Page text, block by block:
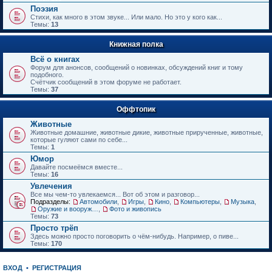
е
н
и
ю
Поэзия
Стихи, как много в этом звуке... Или мало. Но это у кого как...
Темы: 13
Книжная полка
Всё о книгах
Форум для анонсов, сообщений о новинках, обсуждений книг и тому
подобного.
Счётчик сообщений в этом форуме не работает.
Темы: 37
Оффтопик
Животные
Животные домашние, животные дикие, животные прирученные, животные,
которые гуляют сами по себе...
Темы: 1
Юмор
Давайте посмеёмся вместе...
Темы: 16
Увлечения
Все мы чем-то увлекаемся... Вот об этом и разговор...
Подразделы:
Автомобили Игры Кино Компьютеры Музыка
Фото и живопись
Темы: 73
Просто трёп
Здесь можно просто поговорить о чём-нибудь. Например, о пиве...
Темы: 170
ВХОД • РЕГИСТРАЦИЯ